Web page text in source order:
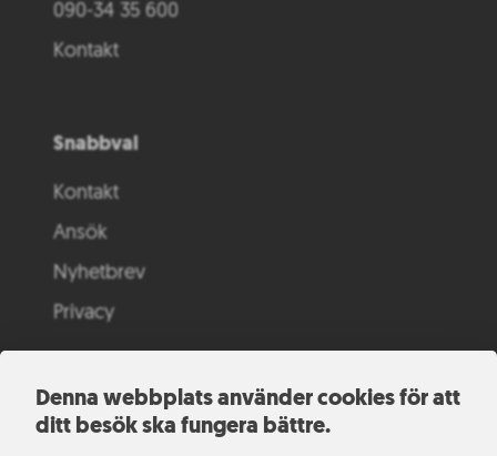
Denna webbplats använder cookies för att
ditt besök ska fungera bättre.
090-34 35 600
Kontakt
Snabbval
Kontakt
Ansök
Nyhetbrev
Privacy